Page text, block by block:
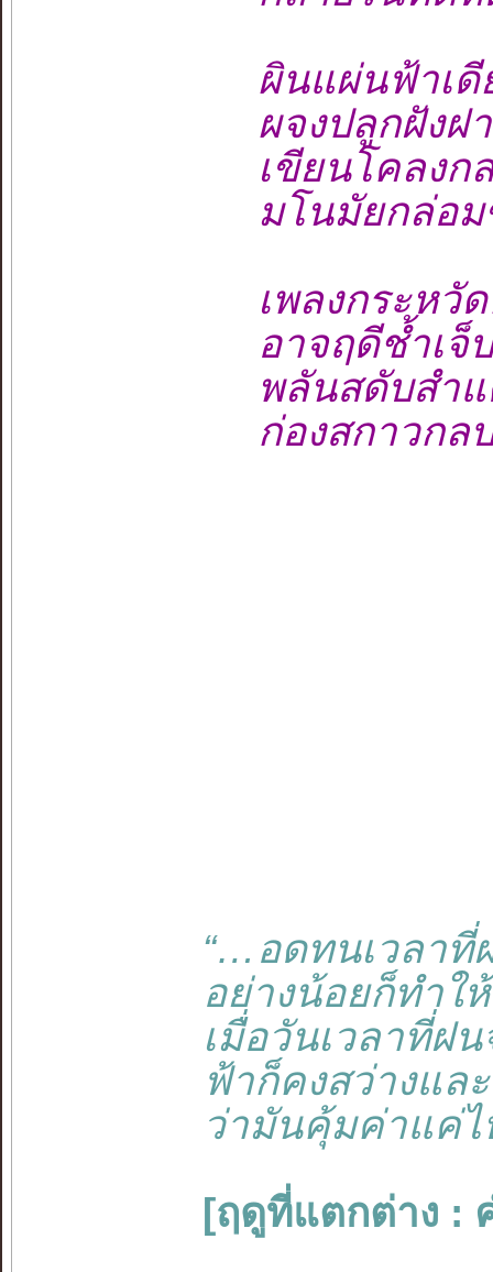
ผินแผ่นฟ้าเดี
ผจงปลูกฝังฝ
เขียนโคลงก
มโนมัยกล่อม
เพลงกระหวัด
อาจฤดีช้ำเจ็
พลันสดับสำแ
ก่องสกาวกล
“…อดทนเวลาที่
อย่างน้อยก็ทำใ
เมื่อวันเวลาที่ฝน
ฟ้าก็คงสว่างแล
ว่ามันคุ้มค่าแค่ไ
[ฤดูที่แตกต่าง :